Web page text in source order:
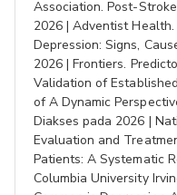
Association. Post-
2026 | Adventist
Depression: Signs,
2026 | Frontiers.
Validation of
of A Dynamic
Diakses pada 2026 |
Evaluation and
Patients: A Systematic
Columbia University